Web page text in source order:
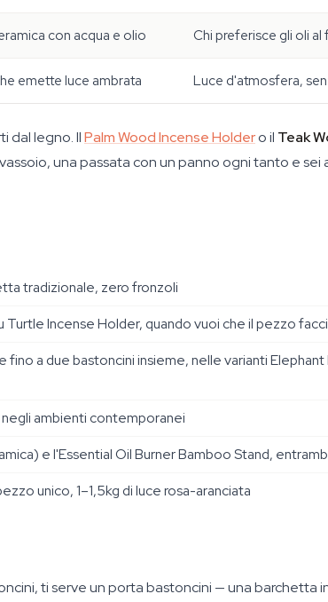
con acqua e olio Chi preferisce gli oli al
emette luce ambrata Luce d'atmosfera,
dal legno. IlPalm Wood Incense Holdero il Teak
una passata con un panno ogni tanto e
tradizionale, zero fronzoli
Turtle Incense Holder, quando vuoi che il pezzo
a due bastoncini insieme, nelle varianti
ambienti contemporanei
e l'Essential Oil Burner Bamboo Stand,
unico, 1–1,5kg di luce rosa-aranciata
ti serve un porta bastoncini — una barchetta